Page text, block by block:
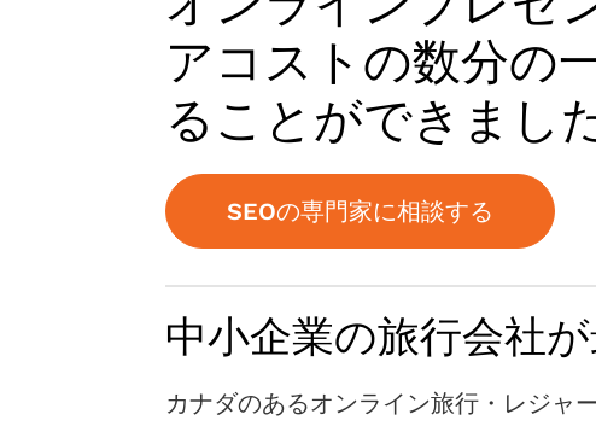
アコストの数分の
ることができました
SEOの専門家に相談する
中小企業の旅行会社
カナダのあるオンライン旅行・レジャ